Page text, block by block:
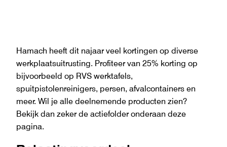
Hamach heeft dit najaar veel kortingen op diverse
werkplaatsuitrusting. Profiteer van 25% korting op
bijvoorbeeld op RVS werktafels,
spuitpistolenreinigers, persen, afvalcontainers en
meer. Wil je alle deelnemende producten zien?
Bekijk dan zeker de actiefolder onderaan deze
pagina.